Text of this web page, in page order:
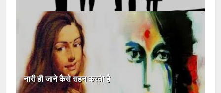
नारी ही जाने कैसे सहन करती है